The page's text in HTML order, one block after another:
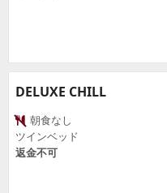
DELUXE CHILL
朝食なし
ツインベッド
返金不可